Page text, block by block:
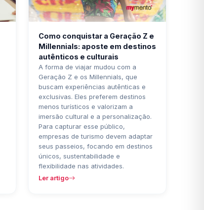
Como conquistar a Geração Z e
Millennials: aposte em destinos
autênticos e culturais
A forma de viajar mudou com a
Geração Z e os Millennials, que
buscam experiências autênticas e
exclusivas. Eles preferem destinos
menos turísticos e valorizam a
imersão cultural e a personalização.
Para capturar esse público,
empresas de turismo devem adaptar
seus passeios, focando em destinos
únicos, sustentabilidade e
flexibilidade nas atividades.
Ler artigo